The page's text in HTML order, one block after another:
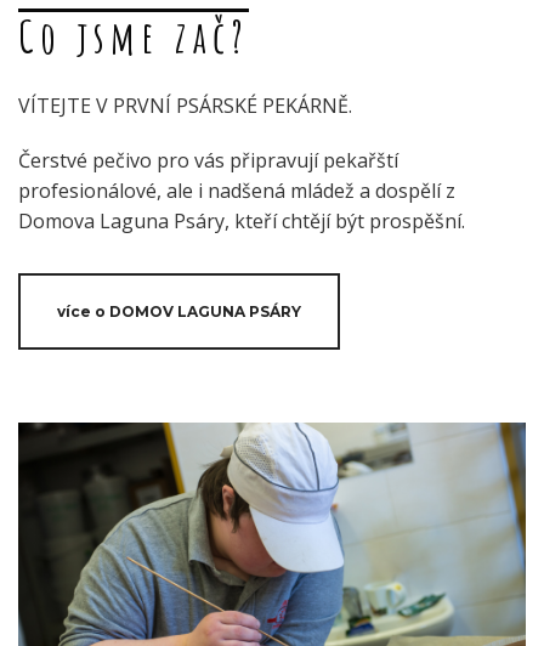
Co jsme zač?
VÍTEJTE V PRVNÍ PSÁRSKÉ PEKÁRNĚ.
Čerstvé pečivo pro vás připravují pekařští
profesionálové, ale i nadšená mládež a dospělí z
Domova Laguna Psáry, kteří chtějí být prospěšní.
více o DOMOV LAGUNA PSÁRY